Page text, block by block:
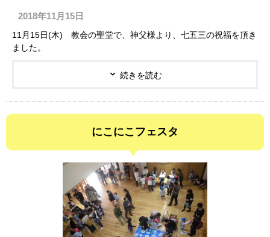
2018年11月15日
11月15日(木) 教会の聖堂で、神父様より、七五三の祝福を頂き
ました。
続きを読む
にこにこフェスタ